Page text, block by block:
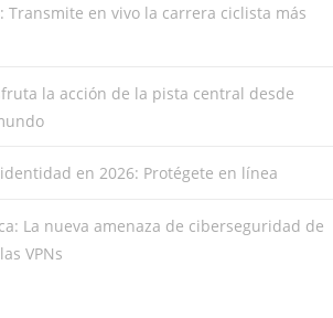
Transmite en vivo la carrera ciclista más
la acción de la pista central desde
en 2026: Protégete en línea
La nueva amenaza de ciberseguridad de
VPNs